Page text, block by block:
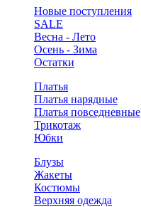
Новые поступления
SALE
Весна - Лето
Осень - Зима
Остатки
Платья
Платья нарядные
Платья повседневные
Трикотаж
Юбки
Блузы
Жакеты
Костюмы
Верхняя одежда